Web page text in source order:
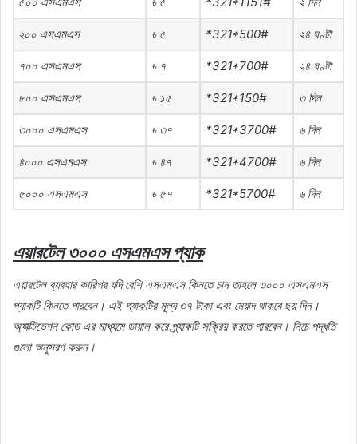
২০০ এসএমএস ৳ ৫ *321*500# ২৪ ঘণ্টা
৭০০ এসএমএস ৳ ৭ *321*700# ২৪ ঘণ্টা
৮০০ এসএমএস ৳ ১৫ *321*150# ৩ দিন
৩০০০ এসএমএস ৳ ৩৭ *321*3700# ৬ দিন
৪০০০ এসএমএস ৳ ৪৭ *321*4700# ৬ দিন
৫০০০ এসএমএস ৳ ৫৭ *321*5700# ৬ দিন
এয়ারটেল ৩০০০ এসএমএস প্যাক
এয়ারটেল ব্যবহার কারিগর যদি বেশি এসএমএস কিনতে চান তাহলে ৩০০০ এসএমএস
প্যাকটি কিনতে পারবেন। এই প্যাকটির মূল্য ৩৭ টাকা এবং মেয়াদ থাকবে ছয় দিন।
অ্যাক্টিভেশন কোড এর মাধ্যমে ডায়াল করে প্র্যাকটি সক্রিয় করতে পারবেন। নিচে পদ্ধতি
গুলো অনুসরণ করুন।